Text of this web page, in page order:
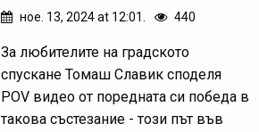
ное. 13, 2024 at 12:01. 440
За любителите на градското
спускане Томаш Славик споделя
POV видео от поредната си победа в
такова състезание - този път във